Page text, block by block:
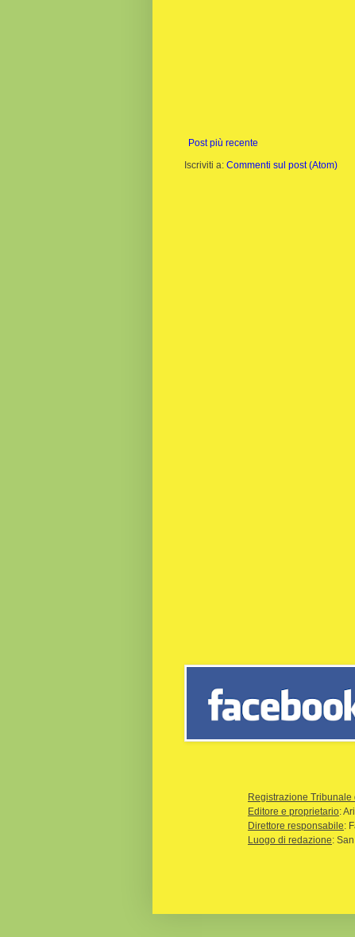
Post più recente
Iscriviti a: Commenti sul post (Atom)
Registrazione Tribunale
Editore e proprietario:
Direttore responsabile:
Luogo di redazione: